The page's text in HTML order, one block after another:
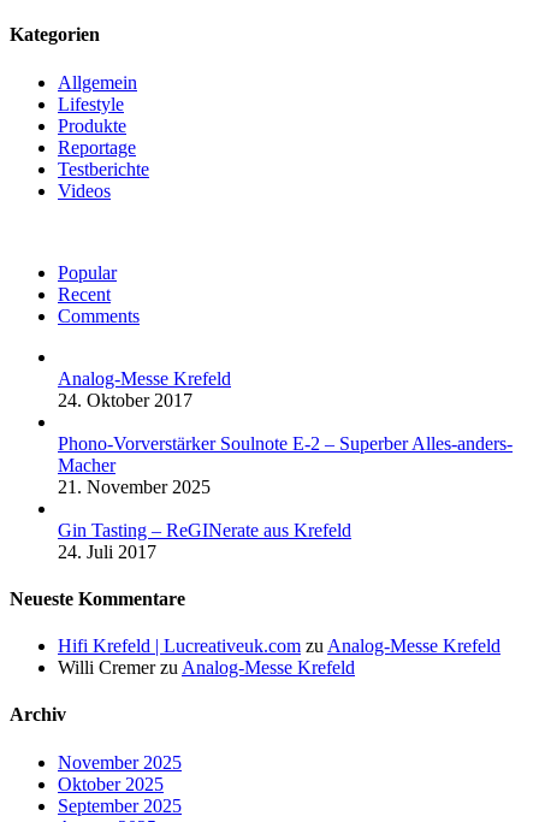
Kategorien
Allgemein
Lifestyle
Produkte
Reportage
Testberichte
Videos
Popular
Recent
Comments
Analog-Messe Krefeld
24. Oktober 2017
Phono-Vorverstärker Soulnote E-2 – Superber Alles-anders-
Macher
21. November 2025
Gin Tasting – ReGINerate aus Krefeld
24. Juli 2017
Neueste Kommentare
Hifi Krefeld | Lucreativeuk.com zu Analog-Messe Krefeld
Willi Cremerzu Analog-Messe Krefeld
Archiv
November 2025
Oktober 2025
September 2025